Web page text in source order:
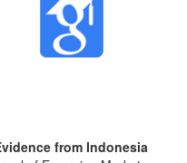
from Indonesia